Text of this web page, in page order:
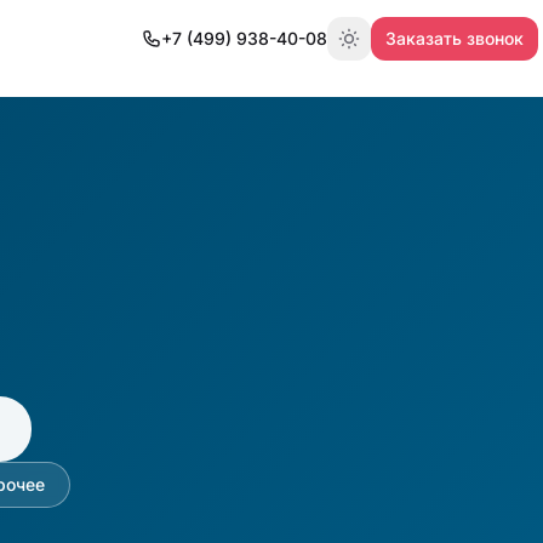
+7 (499) 938-40-08
Переключить тему
Заказать звонок